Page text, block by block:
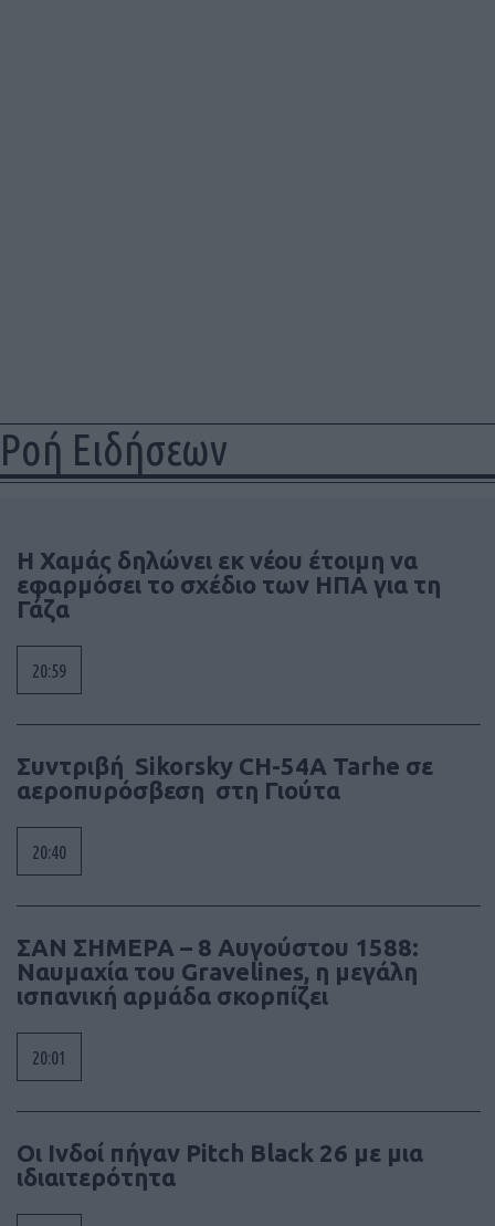
Ροή Ειδήσεων
Η Χαμάς δηλώνει εκ νέου έτοιμη να
εφαρμόσει το σχέδιο των ΗΠΑ για τη
Γάζα
20:59
Συντριβή Sikorsky CH-54A Tarhe σε
αεροπυρόσβεση στη Γιούτα
20:40
ΣΑΝ ΣΗΜΕΡΑ – 8 Αυγούστου 1588:
Ναυμαχία του Gravelines, η μεγάλη
ισπανική αρμάδα σκορπίζει
20:01
Οι Ινδοί πήγαν Pitch Black 26 με μια
ιδιαιτερότητα